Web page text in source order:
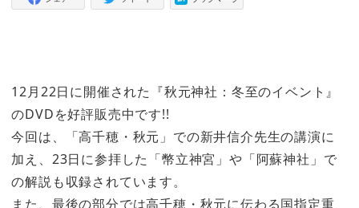
12月22日に開催された『秋元神社：冬至のイベント』
のDVDを好評販売中です!!
今回は、「高千穂・秋元」での新井信介先生の講演に
加え、23日に参拝した「幣立神宮」や「阿蘇神社」で
の解説も収録されています。
また、最後の部分では高千穂・秋元に伝わる国指定重